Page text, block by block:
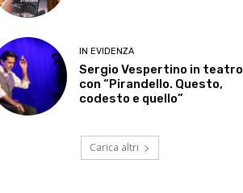
IN EVIDENZA
Sergio Vespertino in teatro
con “Pirandello. Questo,
codesto e quello”
Carica altri